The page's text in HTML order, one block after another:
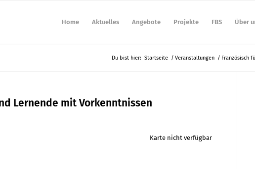
Home Aktuelles Angebote Projekte FBS Über
Du bist hier: Startseite / Veranstaltungen / Französisch
Lernende mit Vorkenntnissen
Karte nicht verfügbar